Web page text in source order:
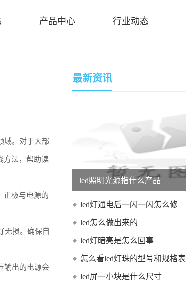
产品中心 行业动态
域。对于大部
方法，帮助读
正极与电源的
无损。确保自
输出的电源会
最新资讯
led照明光源指什么产品
led灯通电后一闪一闪怎么修
led怎么做出来的
led灯暗亮是怎么回事
怎么看led灯珠的型号和规格表
led屏一小块是什么尺寸